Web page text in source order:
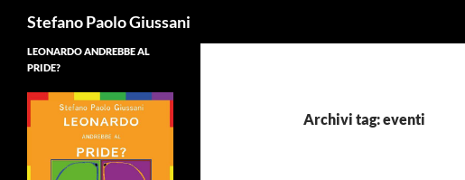
Stefano Paolo Giussani
Archivi tag: eventi
LEONARDO ANDREBBE AL
PRIDE?